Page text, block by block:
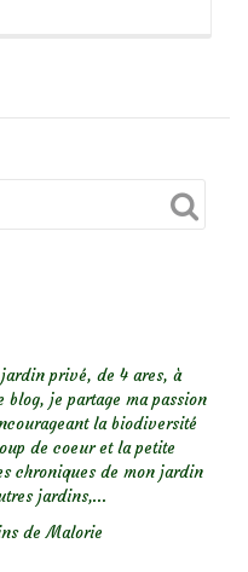
privé, de 4 ares, à
blog, je partage ma passion
la biodiversité
de coeur et la petite
chroniques de mon jardin
jardins,...
de Malorie